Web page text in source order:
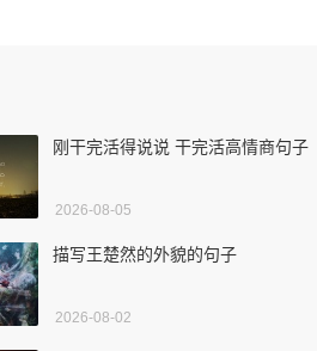
刚干完活得说说 干完活高情商句子
2026-08-05
描写王楚然的外貌的句子
2026-08-02